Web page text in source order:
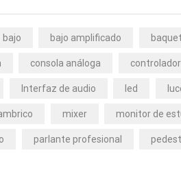
bajo bajo amplificado
consola análoga controlador
Interfaz de audio led
mixer monitor de
parlante profesional